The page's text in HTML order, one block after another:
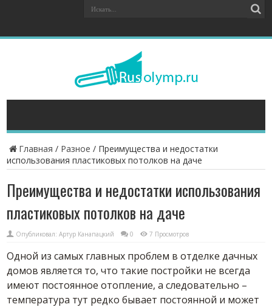
Главная / Разное / Преимущества и недостатки
использования пластиковых потолков на даче
Преимущества и недостатки использования
пластиковых потолков на даче
Опубликовал:Артур Канапацкий 0 7 Просмотров
Одной из самых главных проблем в отделке дачных
домов является то, что такие постройки не всегда
имеют постоянное отопление, а следовательно –
температура тут редко бывает постоянной и может